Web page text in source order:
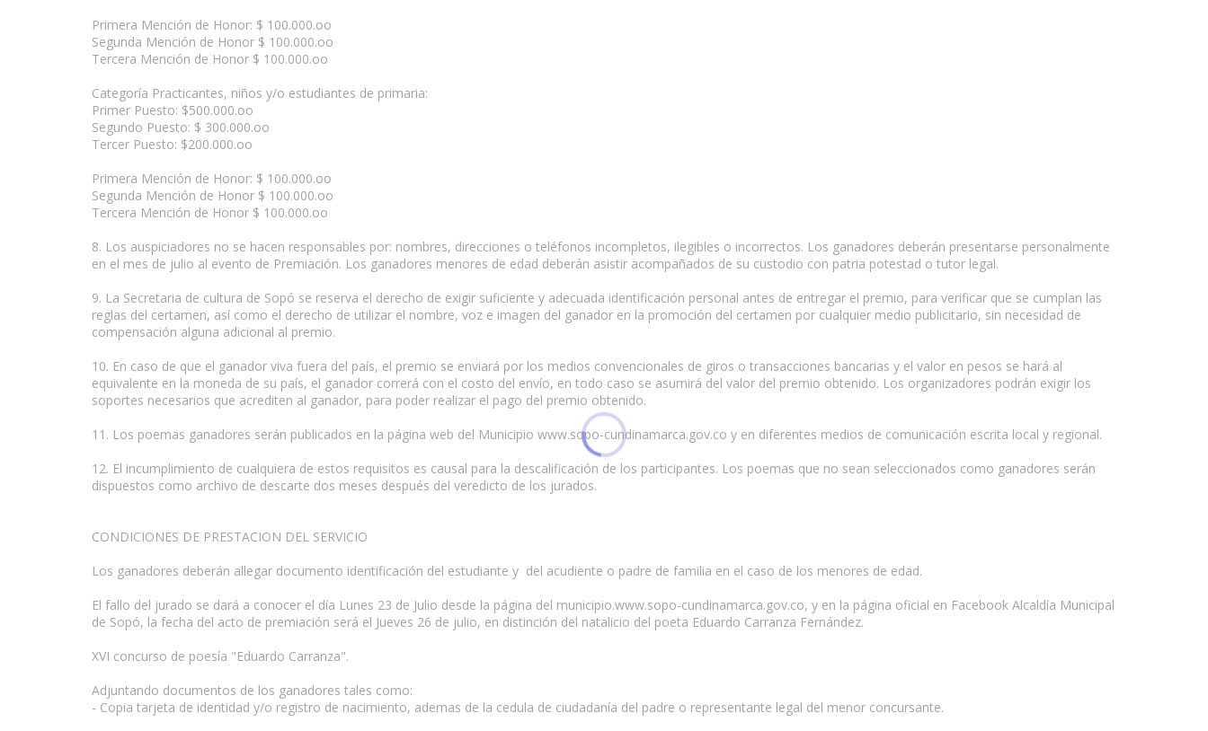
Primera Mención de Honor: $ 100.000.oo
Segunda Mención de Honor $ 100.000.oo
Tercera Mención de Honor $ 100.000.oo
Categoría Practicantes, niños y/o estudiantes de primaria:
Primer Puesto: $500.000.oo
Segundo Puesto: $ 300.000.oo
Tercer Puesto: $200.000.oo
Primera Mención de Honor: $ 100.000.oo
Segunda Mención de Honor $ 100.000.oo
Tercera Mención de Honor $ 100.000.oo
8. Los auspiciadores no se hacen responsables por: nombres, direcciones o teléfonos incompletos, ilegibles o incorrectos. Los ganadores deberán presentarse personalmente
en el mes de julio al evento de Premiación. Los ganadores menores de edad deberán asistir acompañados de su custodio con patria potestad o tutor legal.
9. La Secretaria de cultura de Sopó se reserva el derecho de exigir suficiente y adecuada identificación personal antes de entregar el premio, para verificar que se cumplan las
reglas del certamen, así como el derecho de utilizar el nombre, voz e imagen del ganador en la promoción del certamen por cualquier medio publicitario, sin necesidad de
compensación alguna adicional al premio.
10. En caso de que el ganador viva fuera del país, el premio se enviará por los medios convencionales de giros o transacciones bancarias y el valor en pesos se hará al
equivalente en la moneda de su país, el ganador correrá con el costo del envío, en todo caso se asumirá del valor del premio obtenido. Los organizadores podrán exigir los
soportes necesarios que acrediten al ganador, para poder realizar el pago del premio obtenido.
11. Los poemas ganadores serán publicados en la página web del Municipio www.sopo-cundinamarca.gov.co y en diferentes medios de comunicación escrita local y regional.
12. El incumplimiento de cualquiera de estos requisitos es causal para la descalificación de los participantes. Los poemas que no sean seleccionados como ganadores serán
dispuestos como archivo de descarte dos meses después del veredicto de los jurados.
CONDICIONES DE PRESTACION DEL SERVICIO
Los ganadores deberán allegar documento identificación del estudiante y del acudiente o padre de familia en el caso de los menores de edad.
El fallo del jurado se dará a conocer el día Lunes 23 de Julio desde la página del municipio.www.sopo-cundinamarca.gov.co, y en la página oficial en Facebook Alcaldía Municipal
de Sopó, la fecha del acto de premiación será el Jueves 26 de julio, en distinción del natalicio del poeta Eduardo Carranza Fernández.
XVI concurso de poesía "Eduardo Carranza".
Adjuntando documentos de los ganadores tales como:
- Copia tarjeta de identidad y/o registro de nacimiento, ademas de la cedula de ciudadanía del padre o representante legal del menor concursante.